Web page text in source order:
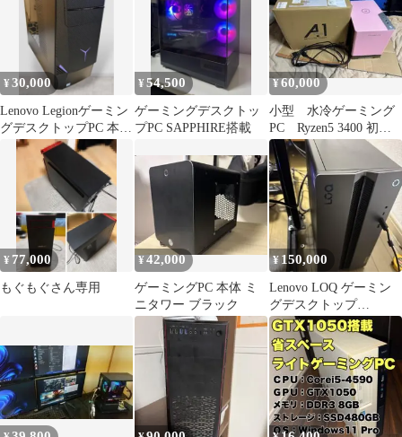
¥30,000
Lenovo Legionゲーミン
グデスクトップPC 本体
i7 Blu-ray
¥54,500
ゲーミングデスクトッ
プPC SAPPHIRE搭載
¥60,000
小型 水冷ゲーミング
PC Ryzen5 3400 初期
化済み
¥ 77,000
もぐもぐさん専用
¥42,000
ゲーミングPC 本体 ミ
ニタワー ブラック
¥ 150,000
Lenovo LOQ ゲーミン
グデスクトップ
CoreUltra 7 255HX